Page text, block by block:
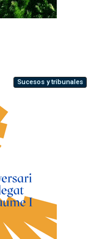
Sucesos y tribunales